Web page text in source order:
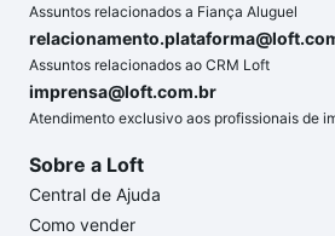
Assuntos relacionados a Fiança Aluguel
Assuntos relacionados ao CRM Loft
imprensa@loft.com.br
Atendimento exclusivo aos profissionais de
Sobre a Loft
Central de Ajuda
Como vender